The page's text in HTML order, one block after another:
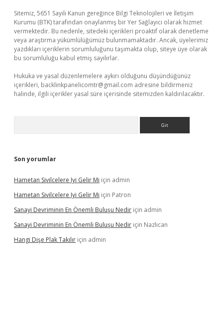
Sitemiz, 5651 Sayılı Kanun gereğince Bilgi Teknolojileri ve İletişim
Kurumu (BTK) tarafından onaylanmış bir Yer Sağlayıcı olarak hizmet
vermektedir. Bu nedenle, sitedeki içerikleri proaktif olarak denetleme
veya araştırma yükümlülüğümüz bulunmamaktadır. Ancak, üyelerimiz
yazdıkları içeriklerin sorumluluğunu taşımakta olup, siteye üye olarak
bu sorumluluğu kabul etmiş sayılırlar.
Hukuka ve yasal düzenlemelere aykırı olduğunu düşündüğünüz
içerikleri, backlinkpanelicomtr@gmail.com adresine bildirmeniz
halinde, ilgili içerikler yasal süre içerisinde sitemizden kaldırılacaktır.
Son yorumlar
Hametan Sivilcelere Iyi Gelir Mi için admin
Hametan Sivilcelere Iyi Gelir Mi için Patron
Sanayi Devriminin En Önemli Buluşu Nedir için admin
Sanayi Devriminin En Önemli Buluşu Nedir için Nazlıcan
Hangi Dişe Plak Takılır için admin